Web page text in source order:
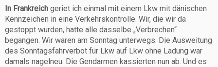
In Frankreich geriet ich einmal mit einem Lkw mit dänischen
Kennzeichen in eine Verkehrskontrolle. Wir, die wir da
gestoppt wurden, hatte alle dasselbe „Verbrechen“
begangen. Wir waren am Sonntag unterwegs. Die Ausweitung
des Sonntagsfahrverbot für Lkw auf Lkw ohne Ladung war
damals nagelneu. Die Gendarmen kassierten nun ab. Und es